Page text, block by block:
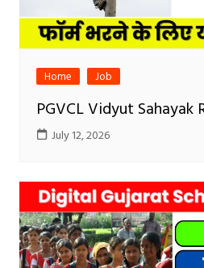
Home Job
PGVCL Vidyut
July 12, 2026